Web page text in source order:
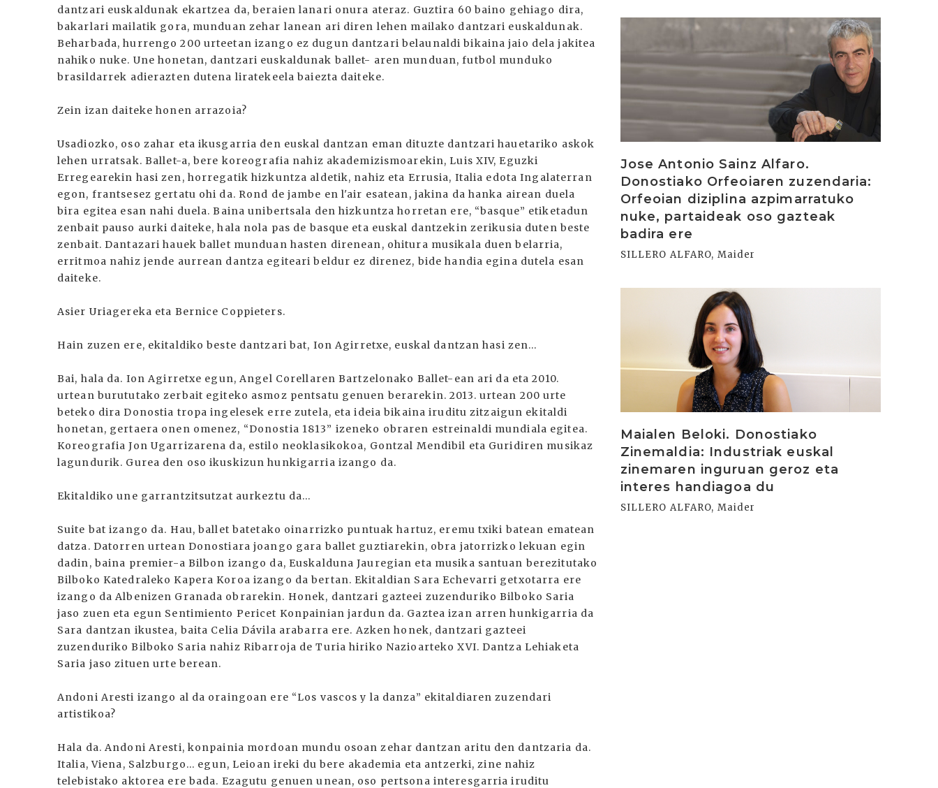
dantzari euskaldunak ekartzea da, beraien lanari onura ateraz. Guztira 60 baino gehiago dira,
bakarlari mailatik gora, munduan zehar lanean ari diren lehen mailako dantzari euskaldunak.
Beharbada, hurrengo 200 urteetan izango ez dugun dantzari belaunaldi bikaina jaio dela jakitea
nahiko nuke. Une honetan, dantzari euskaldunak ballet- aren munduan, futbol munduko
brasildarrek adierazten dutena liratekeela baiezta daiteke.
Zein izan daiteke honen arrazoia?
Usadiozko, oso zahar eta ikusgarria den euskal dantzan eman dituzte dantzari hauetariko askok
lehen urratsak. Ballet-a, bere koreografia nahiz akademizismoarekin, Luis XIV, Eguzki
Erregearekin hasi zen, horregatik hizkuntza aldetik, nahiz eta Errusia, Italia edota Ingalaterran
egon, frantsesez gertatu ohi da. Rond de jambe en l'air esatean, jakina da hanka airean duela
bira egitea esan nahi duela. Baina unibertsala den hizkuntza horretan ere, “basque” etiketadun
zenbait pauso aurki daiteke, hala nola pas de basque eta euskal dantzekin zerikusia duten beste
zenbait. Dantazari hauek ballet munduan hasten direnean, ohitura musikala duen belarria,
erritmoa nahiz jende aurrean dantza egiteari beldur ez direnez, bide handia egina dutela esan
daiteke.
Asier Uriagereka eta Bernice Coppieters.
Hain zuzen ere, ekitaldiko beste dantzari bat, Ion Agirretxe, euskal dantzan hasi zen...
Bai, hala da. Ion Agirretxe egun, Angel Corellaren Bartzelonako Ballet-ean ari da eta 2010.
urtean burututako zerbait egiteko asmoz pentsatu genuen berarekin. 2013. urtean 200 urte
beteko dira Donostia tropa ingelesek erre zutela, eta ideia bikaina iruditu zitzaigun ekitaldi
honetan, gertaera onen omenez, “Donostia 1813” izeneko obraren estreinaldi mundiala egitea.
Koreografia Jon Ugarrizarena da, estilo neoklasikokoa, Gontzal Mendibil eta Guridiren musikaz
lagundurik. Gurea den oso ikuskizun hunkigarria izango da.
Ekitaldiko une garrantzitsutzat aurkeztu da...
Suite bat izango da. Hau, ballet batetako oinarrizko puntuak hartuz, eremu txiki batean ematean
datza. Datorren urtean Donostiara joango gara ballet guztiarekin, obra jatorrizko lekuan egin
dadin, baina premier-a Bilbon izango da, Euskalduna Jauregian eta musika santuan berezitutako
Bilboko Katedraleko Kapera Koroa izango da bertan. Ekitaldian Sara Echevarri getxotarra ere
izango da Albenizen Granada obrarekin. Honek, dantzari gazteei zuzenduriko Bilboko Saria
jaso zuen eta egun Sentimiento Pericet Konpainian jardun da. Gaztea izan arren hunkigarria da
Sara dantzan ikustea, baita Celia Dávila arabarra ere. Azken honek, dantzari gazteei
zuzenduriko Bilboko Saria nahiz Ribarroja de Turia hiriko Nazioarteko XVI. Dantza Lehiaketa
Saria jaso zituen urte berean.
Andoni Aresti izango al da oraingoan ere “Los vascos y la danza” ekitaldiaren zuzendari
artistikoa?
Hala da. Andoni Aresti, konpainia mordoan mundu osoan zehar dantzan aritu den dantzaria da.
Italia, Viena, Salzburgo... egun, Leioan ireki du bere akademia eta antzerki, zine nahiz
telebistako aktorea ere bada. Ezagutu genuen unean, oso pertsona interesgarria iruditu
Jose Antonio Sainz Alfaro.
Donostiako Orfeoiaren zuzendaria:
Orfeoian diziplina azpimarratuko
nuke, partaideak oso gazteak
badira ere
SILLERO ALFARO, Maider
Maialen Beloki. Donostiako
Zinemaldia: Industriak euskal
zinemaren inguruan geroz eta
interes handiagoa du
SILLERO ALFARO, Maider